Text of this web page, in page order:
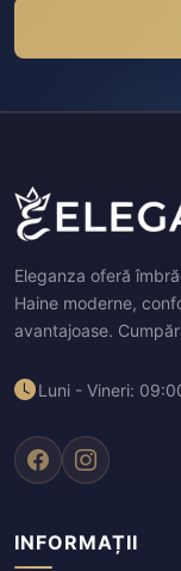
Eleganza oferă
Haine moderne,
avantajoase.
Luni - Vineri:
INFORMAȚII